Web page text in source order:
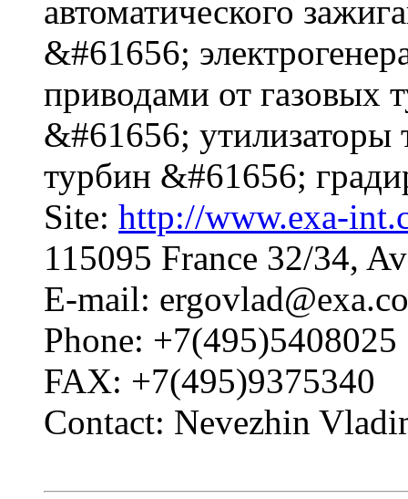
автоматического
&#61656;
приводами от газовых
&#61656; утилизаторы
турбин &#61656;
Site: http://www.exa-
115095 France 32/34,
E-mail:
Phone: +7(495)5408025
FAX: +7(495)9375340
Contact: Nevezhin